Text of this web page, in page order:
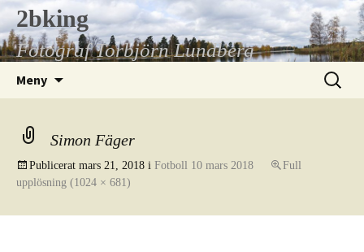
Hoppa
till
innehåll
2bking
Fotograf Torbjörn Lundberg
Meny
Sök
efter:
Simon Fäger
Publicerat mars 21, 2018 i Fotboll 10 mars 2018
Full
upplösning (1024 × 681)